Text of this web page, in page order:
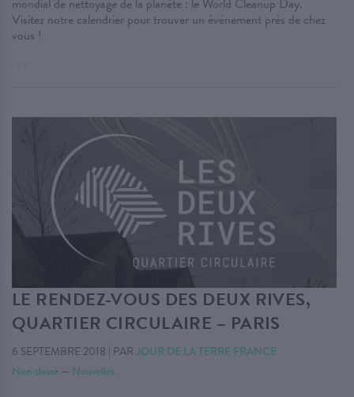
mondial de nettoyage de la planète : le World Cleanup Day.
Visitez notre calendrier pour trouver un événement près de chez
vous !
. . .
LE RENDEZ-VOUS DES DEUX RIVES,
QUARTIER CIRCULAIRE – PARIS
6 SEPTEMBRE 2018 | PAR JOUR DE LA TERRE FRANCE
Non classé — Nouvelles